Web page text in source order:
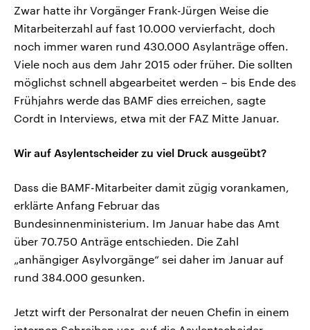
Zwar hatte ihr Vorgänger Frank-Jürgen Weise die
Mitarbeiterzahl auf fast 10.000 vervierfacht, doch
noch immer waren rund 430.000 Asylanträge offen.
Viele noch aus dem Jahr 2015 oder früher. Die sollten
möglichst schnell abgearbeitet werden – bis Ende des
Frühjahrs werde das BAMF dies erreichen, sagte
Cordt in Interviews, etwa mit der FAZ Mitte Januar.
Wir auf Asylentscheider zu viel Druck ausgeübt?
Dass die BAMF-Mitarbeiter damit zügig vorankamen,
erklärte Anfang Februar das
Bundesinnenministerium. Im Januar habe das Amt
über 70.750 Anträge entschieden. Die Zahl
„anhängiger Asylvorgänge“ sei daher im Januar auf
rund 384.000 gesunken.
Jetzt wirft der Personalrat der neuen Chefin in einem